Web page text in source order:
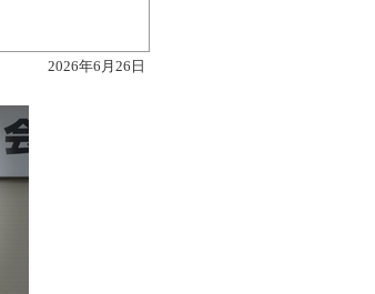
2026年6月26日